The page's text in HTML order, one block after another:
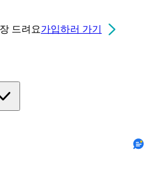
드려요가입하러 가기